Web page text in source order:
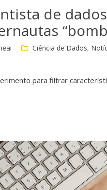
de
Ciência de Dados,
para filtrar